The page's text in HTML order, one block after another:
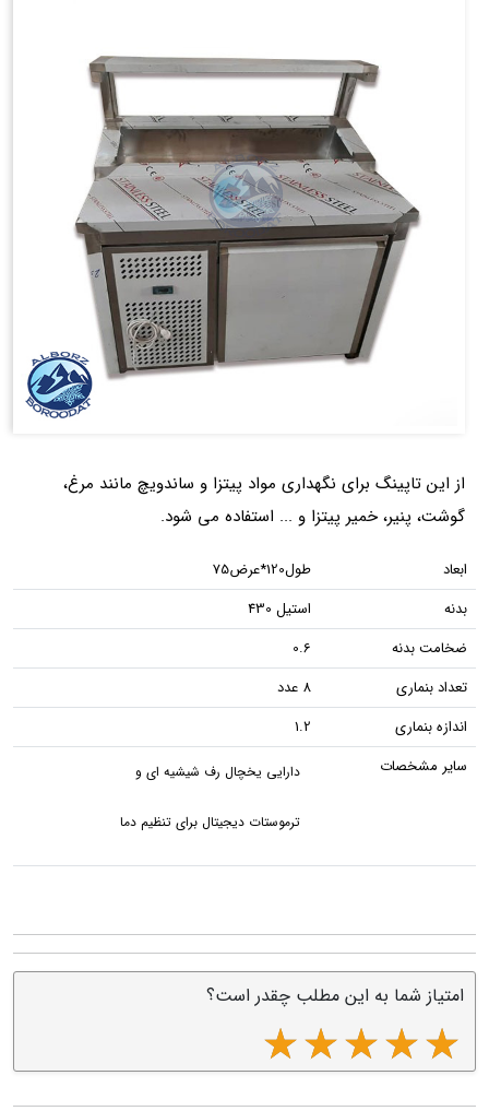
از این تاپینگ برای نگهداری مواد پیتزا و ساندویچ مانند مرغ،
گوشت، پنیر، خمیر پیتزا و ... استفاده می شود.
ابعاد
طول120*عرض75
بدنه
استیل 430
ضخامت بدنه
0.6
تعداد بنماری
8 عدد
اندازه بنماری
1.2
سایر مشخصات
دارایی یخچال رف شیشیه ای و
ترموستات دیجیتال برای تنظیم دما
امتیاز شما به این مطلب چقدر است؟